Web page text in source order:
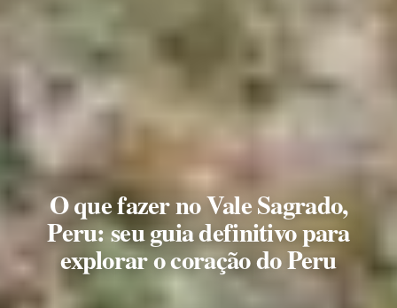
O que fazer no Vale Sagrado,
Peru: seu guia definitivo para
explorar o coração do Peru